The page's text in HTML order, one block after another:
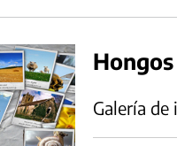
Hongos
Galería